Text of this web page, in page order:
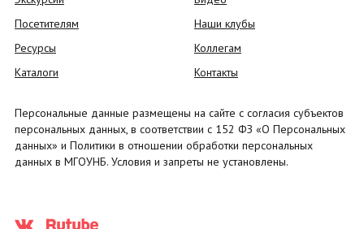
Посетителям
Ресурсы
Каталоги
Наши клубы
Коллегам
Контакты
Персональные данные размещены на сайте с согласия субъектов
персональных данных, в соответствии с 152 ФЗ «О Персональных
данных» и Политики в отношении обработки персональных
данных в МГОУНБ. Условия и запреты не установлены.